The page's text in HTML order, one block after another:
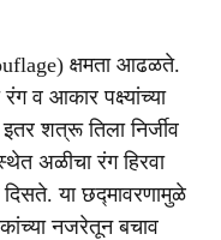
क्षमता आढळते.
व आकार पक्ष्यांच्या
इतर शत्रू तिला निर्जीव
अळीचा रंग हिरवा
दिसते. या छद्मावरणामुळे
नजरेतून बचाव